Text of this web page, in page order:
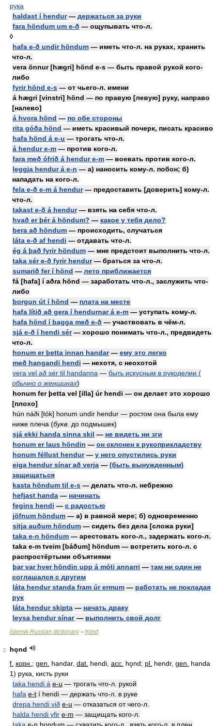
рука
haldast í hendur— держаться за руки
fara höndum um e-ð — ощупывать что-л.
◊
hafa e-ð undir höndum — иметь что-л. на руках, хранить
что-л.
vera önnur [hægri] hönd e-s — быть правой рукой кого-
либо
fyrir hönd e-s — от чьего-л. имени
á hægri [vinstri] hönd — по правую [левую] руку, направо
[налево]
á hvora hönd — по обе стороны
rita góða hönd — иметь красивый почерк, писать красиво
hafa hönd á e-u — трогать что-л.
á hendur e-m — против кого-л.
fara með ófrið á hendur e-m — воевать против кого-л.
leggja hendur á e-n — а) наносить кому-л. побон; б)
нападать на кого-л.
fela e-ð e-m á hendur— предоставить [доверить] кому-л.
что-л.
takast e-ð á hendur— взять на себя что-л.
hvað er þér á höndum? — какое у тебя дело?
bera að höndum — происходить, случаться
láta e-ð af hendi — отдавать что-л.
ég á það fyrir höndum — мне предстоит выполнить что-л.
taka sér e-ð fyrir hendur— браться за что-л.
sumarið fer í hönd — лето приближается
fá [hafa] í aðra hönd — заработать что-л., заслужить что-
либо
borgun út í hönd — плата на месте
hafa lítið að gera í hendurnar á e-m — уступать кому-л.
hafa hönd í bagga með e-ð — участвовать в чём-л.
sjá e-ð í hendi sér— хорошо понимать что-л., предвидеть
что-л.
honum er þetta innan handar— ему это легко
með hangandi hendi — нехотя, с неохотой
vera vel að sér til handanna — быть искусным в рукоделии (
обычно о женщинах)
honum fer þetta vel [illa] úr hendi — он делает это xoрошо
[плохо]
hún náði [tók] honum undir hendur — ростом она была ему
ниже плеча (букв. до подмышек)
sjá ekki handa sinna skil — не видеть ни зги
honum er laus höndin — он склонен к рукоприкладству
honum féllust hendur— у него опустились руки
eiga hendur sínar að verja — (быть вынужденным)
защищаться
kasta höndum til e-s — делать что-л. небрежно
hefjast handa — начинать
fegins hendi — с радостью
jöfnum höndum — а) в равной мере; б) одновременно
sitja auðum höndum — сидеть без дела [сложа руки]
taka e-n höndum — арестовать кого-л., задержать кого-л.
taka e-m tveim [báðum] höndum — встретить кого-л. с
распростёртыми объятиями
þar var hver höndin upp á móti annarri — там ни один не
соглашался с другим
láta hendur standa fram úr ermum — работать не покладая
рук
láta hendur skipta — начать драку
leysa hendur sínаг — выполнить свой долг
Íslensk-Russian dictionary> hönd
2
hǫnd
f. корн. ; gen. handar, dat. hendi, acc. hǫnd; pl. hendr, gen.
handa
1) рука, кисть руки
taka hendi á e-u — трогать что-л. рукой
hafa e-t í hendi — держать что-л. в руке
drepa hendi við e-u — отказаться от чего-л.
halda hendi yfir e-m — защищать кого-л.